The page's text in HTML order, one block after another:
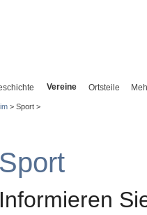
Vereine Ortsteile
> Sport >
Sport
Informieren